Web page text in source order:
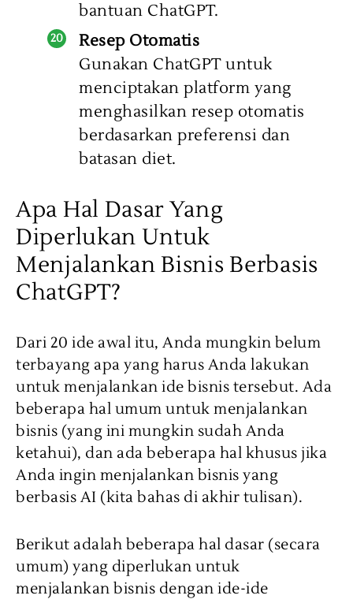
bantuan ChatGPT.
Resep Otomatis
Gunakan ChatGPT untuk
menciptakan platform yang
menghasilkan resep otomatis
berdasarkan preferensi dan
batasan diet.
Apa Hal Dasar Yang
Diperlukan Untuk
Menjalankan Bisnis Berbasis
ChatGPT?
Dari 20 ide awal itu, Anda mungkin belum
terbayang apa yang harus Anda lakukan
untuk menjalankan ide bisnis tersebut. Ada
beberapa hal umum untuk menjalankan
bisnis (yang ini mungkin sudah Anda
ketahui), dan ada beberapa hal khusus jika
Anda ingin menjalankan bisnis yang
berbasis AI (kita bahas di akhir tulisan).
Berikut adalah beberapa hal dasar (secara
umum) yang diperlukan untuk
menjalankan bisnis dengan ide-ide